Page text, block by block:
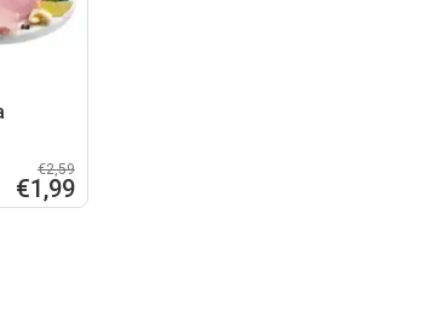
€2,59
€1,99